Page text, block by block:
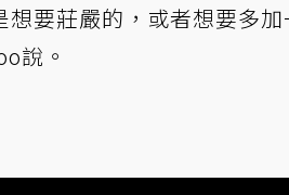
要莊嚴的，或者想要多
說。